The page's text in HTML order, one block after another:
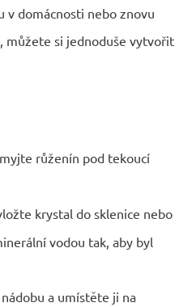
v domácnosti nebo znovu
můžete si jednoduše vytvořit
růženín pod tekoucí
krystal do sklenice nebo
vodou tak, aby byl
a umístěte ji na